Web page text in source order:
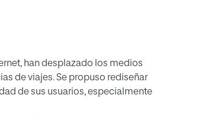
han desplazado los medios
de viajes. Se propuso rediseñar
de sus usuarios, especialmente